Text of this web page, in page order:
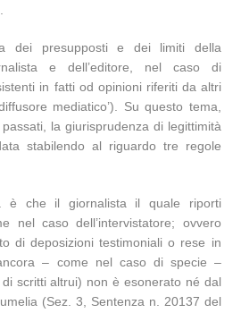
dei presupposti e dei limiti della
e dell’editore, nel caso di
in fatti od opinioni riferiti da altri
mediatico’). Su questo tema,
la giurisprudenza di legittimità
stabilendo al riguardo tre regole
è che il giornalista il quale riporti
nel caso dell’intervistatore; ovvero
di deposizioni testimoniali o rese in
– come nel caso di specie –
di scritti altrui) non è esonerato né dal
(Sez. 3, Sentenza n. 20137 del